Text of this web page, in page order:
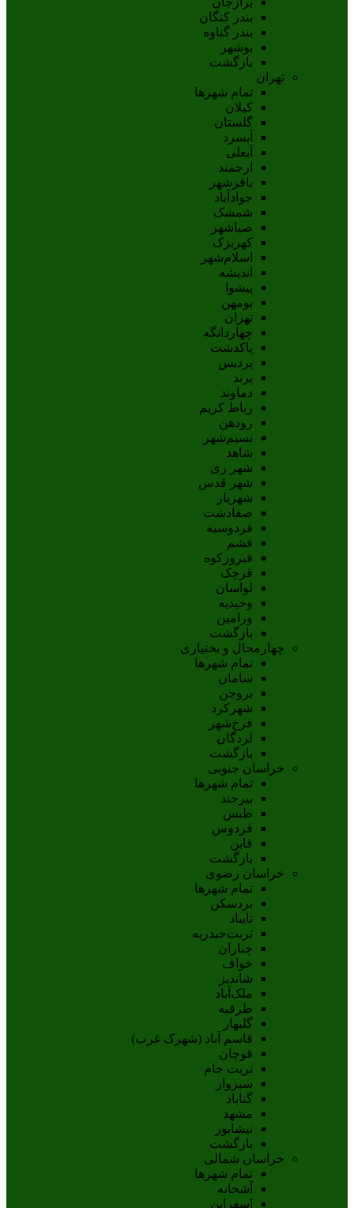
بندر کنگان
بندر گناوه
بوشهر
بازگشت
تهران
تمام شهر‌ها
کیلان
گلستان
آبسرد
آبعلی
ارجمند
باقرشهر
جوادآباد
شمشک
صباشهر
کهریزک
اسلام‌شهر
اندیشه
پيشوا
بومهن
تهران
چهاردانگه
پاکدشت
پردیس
پرند
دماوند
رباط کریم
رودهن
نسيم‌شهر
شاهد
شهر ری
شهر قدس
شهریار
صفادشت
فردوسیه
فشم
فیروزکوه
قرچک
لواسان
وحیدیه
ورامین
بازگشت
چهارمحال و بختیاری
تمام شهر‌ها
سامان
بروجن
شهرکرد
فرخ‌شهر
لردگان
بازگشت
خراسان جنوبی
تمام شهر‌ها
بيرجند
طبس
فردوس
قاين
بازگشت
خراسان رضوی
تمام شهر‌ها
بردسکن
تایباد
تربت‌حیدریه
چناران
خواف
شاندیز
ملک‌آباد
طرقبه
گلبهار
قاسم آباد (شهرک غرب)
قوچان
تربت جام
سبزوار
گناباد
مشهد
نيشابور
بازگشت
خراسان شمالی
تمام شهر‌ها
آشخانه
اسفراين